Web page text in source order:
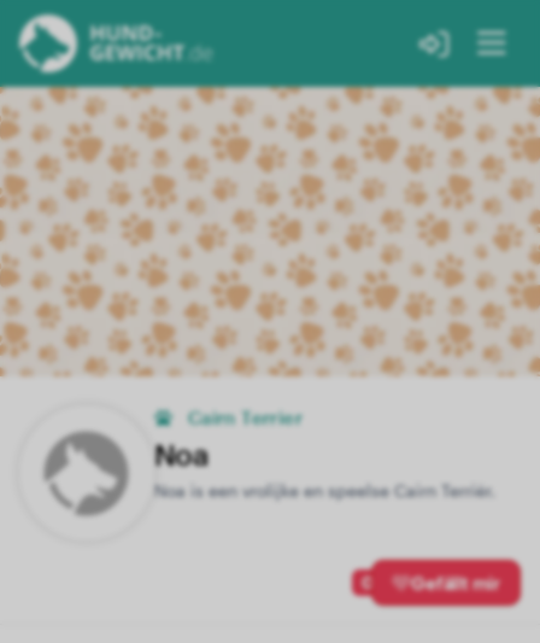
Cairn Terrier
Noa
Noa is een vrolijke en speelse Cairn Terriër.
0 Gefällt mir